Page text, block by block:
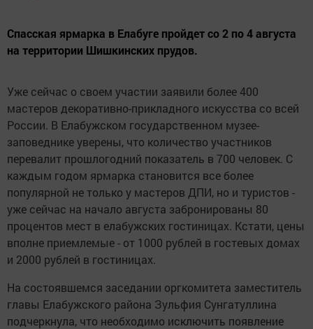
Спасская ярмарка в Елабуге пройдет со 2 по 4 августа
на территории Шишкинских прудов.
Уже сейчас о своем участии заявили более 400
мастеров декоративно-прикладного искусства со всей
России. В Елабужском государственном музее-
заповеднике уверены, что количество участников
перевалит прошлогодний показатель в 700 человек. С
каждым годом ярмарка становится все более
популярной не только у мастеров ДПИ, но и туристов -
уже сейчас на начало августа забронированы 80
процентов мест в елабужских гостиницах. Кстати, цены
вполне приемлемые - от 1000 рублей в гостевых домах
и 2000 рублей в гостиницах.
На состоявшемся заседании оргкомитета заместитель
главы Елабужского района Зульфия Сунгатуллина
подчеркнула, что необходимо исключить появление